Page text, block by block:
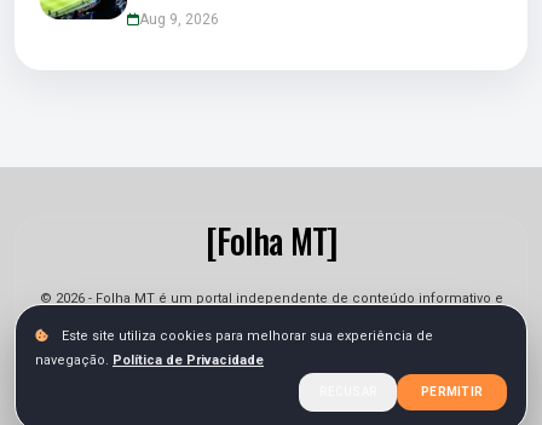
Aug 9, 2026
[Folha MT]
© 2026 - Folha MT é um portal independente de conteúdo informativo e
jornalístico. As informações podem sofrer alterações.
Privacidade
Este site utiliza cookies para melhorar sua experiência de
navegação. Política de Privacidade
PERMITIR